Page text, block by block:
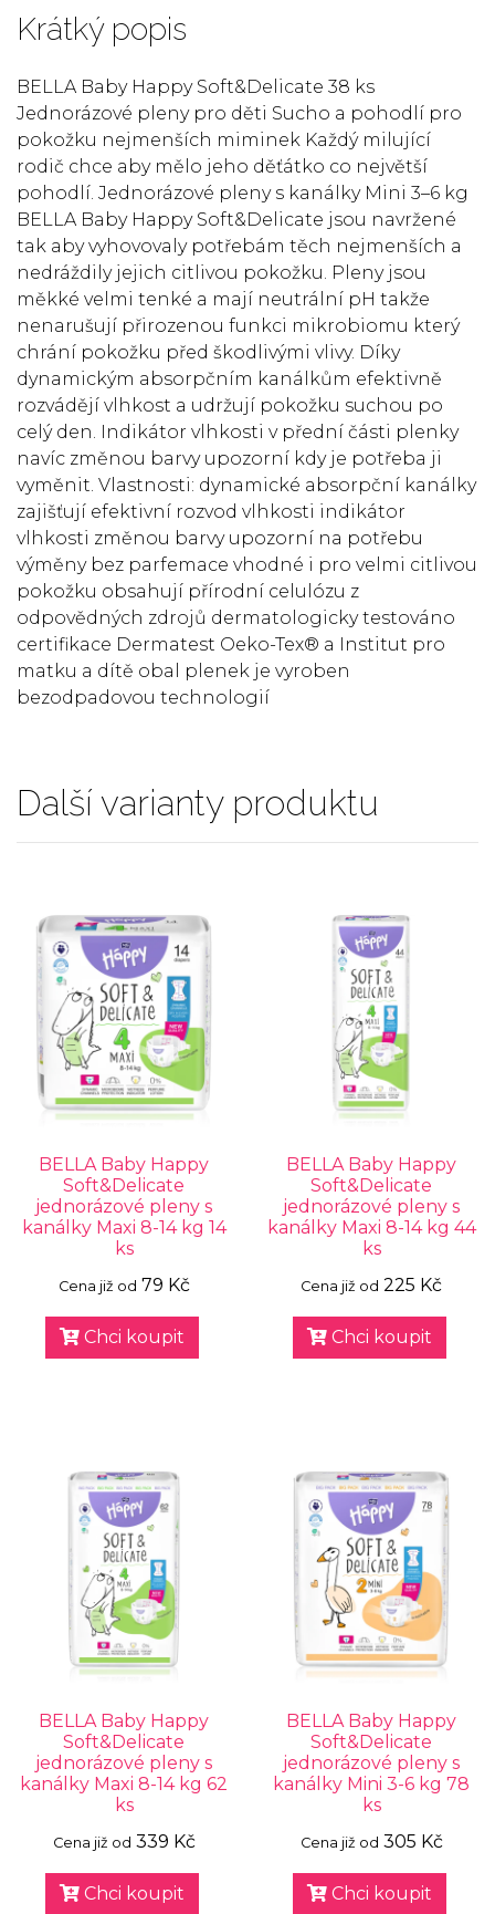
Krátký popis
BELLA Baby Happy Soft&Delicate 38 ks
Jednorázové pleny pro děti Sucho a pohodlí pro
pokožku nejmenších miminek Každý milující
rodič chce aby mělo jeho děťátko co největší
pohodlí. Jednorázové pleny s kanálky Mini 3–6 kg
BELLA Baby Happy Soft&Delicate jsou navržené
tak aby vyhovovaly potřebám těch nejmenších a
nedráždily jejich citlivou pokožku. Pleny jsou
měkké velmi tenké a mají neutrální pH takže
nenarušují přirozenou funkci mikrobiomu který
chrání pokožku před škodlivými vlivy. Díky
dynamickým absorpčním kanálkům efektivně
rozvádějí vlhkost a udržují pokožku suchou po
celý den. Indikátor vlhkosti v přední části plenky
navíc změnou barvy upozorní kdy je potřeba ji
vyměnit. Vlastnosti: dynamické absorpční kanálky
zajišťují efektivní rozvod vlhkosti indikátor
vlhkosti změnou barvy upozorní na potřebu
výměny bez parfemace vhodné i pro velmi citlivou
pokožku obsahují přírodní celulózu z
odpovědných zdrojů dermatologicky testováno
certifikace Dermatest Oeko-Tex® a Institut pro
matku a dítě obal plenek je vyroben
bezodpadovou technologií
Další varianty produktu
BELLA Baby Happy
Soft&Delicate
jednorázové pleny s
kanálky Maxi 8-14 kg 14
ks
Cena již od 79 Kč
Chci koupit
BELLA Baby Happy
Soft&Delicate
jednorázové pleny s
kanálky Maxi 8-14 kg 44
ks
Cena již od 225 Kč
Chci koupit
BELLA Baby Happy
Soft&Delicate
jednorázové pleny s
kanálky Maxi 8-14 kg 62
ks
Cena již od 339 Kč
Chci koupit
BELLA Baby Happy
Soft&Delicate
jednorázové pleny s
kanálky Mini 3-6 kg 78
ks
Cena již od 305 Kč
Chci koupit